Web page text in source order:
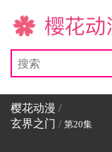
樱花动漫
樱花动漫 /
玄界之门 / 第20集